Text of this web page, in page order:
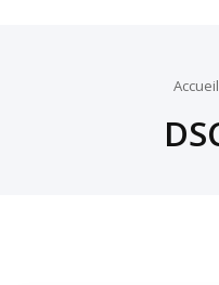
Accueil